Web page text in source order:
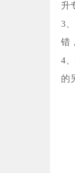
升
3
错
4
的